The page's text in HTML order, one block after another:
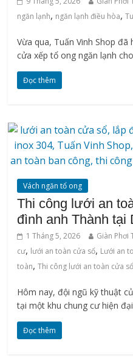
ngăn lạnh, ngăn lạnh điều hòa,
Vừa qua, Tuấn Vinh Shop
cửa xếp tổ ong ngăn lạnh
Đọc thêm
Vách ngăn tổ ong
Thi công lưới an
đình anh Thành tại
1 Tháng 5, 2026 Giàn Phơi
cư, lưới an toàn cửa sổ, Lưới an
toàn,Thi công lưới an toàn cửa sổ
Hôm nay, đội ngũ kỹ thuật
tại một khu chung cư hiện đại
Đọc thêm